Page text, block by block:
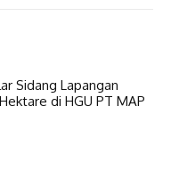
Sidang Lapangan
di HGU PT MAP